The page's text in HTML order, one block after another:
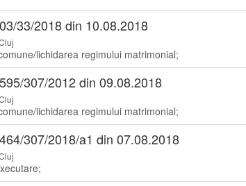
33/2018 din 10.08.2018
lichidarea regimului matrimonial;
307/2012 din 09.08.2018
lichidarea regimului matrimonial;
307/2018/a1 din 07.08.2018